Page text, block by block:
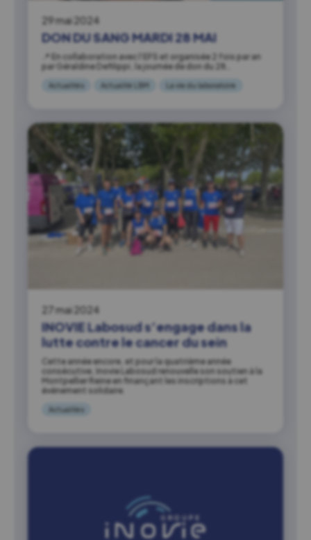
29 mai 2024
DON DU SANG MARDI 28 MAI
📍 En collaboration avec l’EFS et organisée 2 fois par an
par Géraldine Defilippi, la journée de don du 28…
Actualités Actualité LBM La vie du laboratoire
27 mai 2024
INOVIE Labosud s’engage dans la
lutte contre le cancer du sein
Cette année encore, et pour la quatrième année
consécutive, Inovie Labosud renouvelle son soutien à la
Montpellier Reine en finançant les inscriptions à cet
événement solidaire.
Actualités